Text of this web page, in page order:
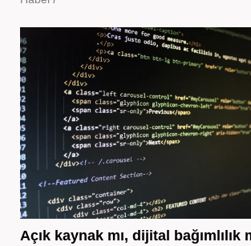
Açık kaynak mı, dijital bağımlılık